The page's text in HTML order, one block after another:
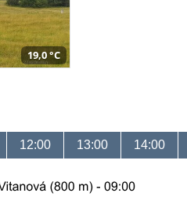
19,0 °C
12:00 13:00 14:00